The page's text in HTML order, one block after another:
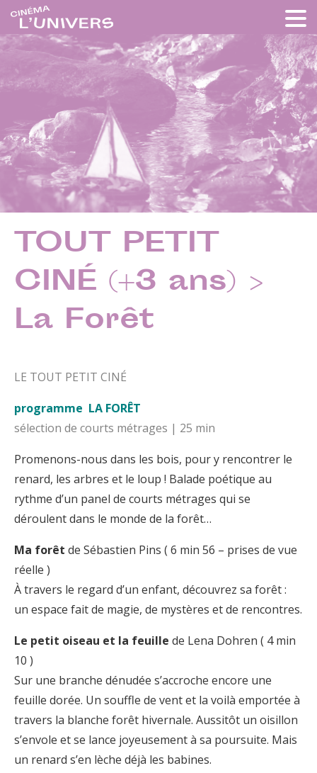
TOUT PETIT
CINÉ (+3 ans) >
La Forêt
LE TOUT PETIT CINÉ
programme LA FORÊT
sélection de courts métrages | 25 min
Promenons-nous dans les bois, pour y rencontrer le
renard, les arbres et le loup ! Balade poétique au
rythme d’un panel de courts métrages qui se
déroulent dans le monde de la forêt…
Ma forêt de Sébastien Pins ( 6 min 56 – prises de vue
réelle )
À travers le regard d’un enfant, découvrez sa forêt :
un espace fait de magie, de mystères et de rencontres.
Le petit oiseau et la feuille de Lena Dohren ( 4 min
10 )
Sur une branche dénudée s’accroche encore une
feuille dorée. Un souffle de vent et la voilà emportée à
travers la blanche forêt hivernale. Aussitôt un oisillon
s’envole et se lance joyeusement à sa poursuite. Mais
un renard s’en lèche déjà les babines.